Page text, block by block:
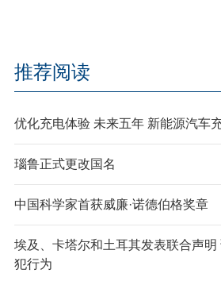
推荐阅读
优化充电体验 未来五年 新能源汽车
瑙鲁正式更改国名
中国科学家首获威廉·诺德伯格奖章
埃及、卡塔尔和土耳其发表联合声
犯行为